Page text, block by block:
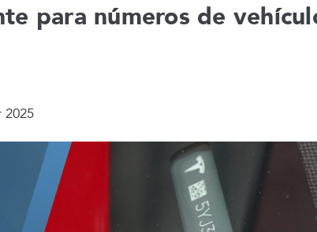
para números de
2025